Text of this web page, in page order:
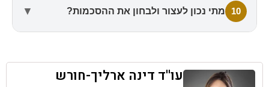
10 מתי נכון לעצור ולבחון את ההסכמות? ▼
עו''ד דינה ארליך-חורש